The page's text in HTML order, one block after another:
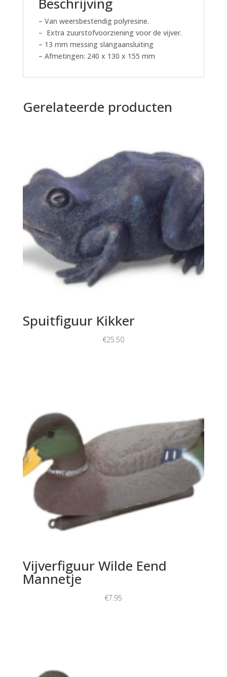
– Van weersbestendig polyresine.
– Extra zuurstofvoorziening voor de vijver.
– 13 mm messing slangaansluiting
– Afmetingen: 240 x 130 x 155 mm
Gerelateerde producten
Spuitfiguur Kikker
€25.50
Vijverfiguur Wilde Eend
Mannetje
€7.95